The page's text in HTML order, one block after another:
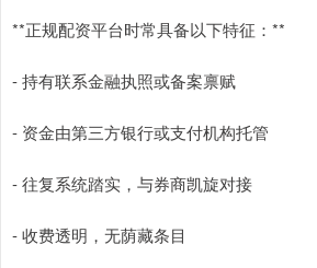
**正规配资平台时常具备以下特征：**
- 持有联系金融执照或备案禀赋
- 资金由第三方银行或支付机构托管
- 往复系统踏实，与券商凯旋对接
- 收费透明，无荫藏条目